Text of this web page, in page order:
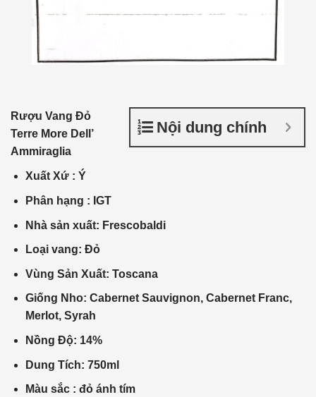
Nội dung chính
Rượu Vang Đỏ
Terre More Dell’
Ammiraglia
Xuất Xứ : Ý
Phân hạng : IGT
Nhàsản xuất: Frescobaldi
Loại vang: Đỏ
Vùng Sản Xuất: Toscana
Giống Nho: Cabernet Sauvignon, Cabernet Franc,
Merlot, Syrah
Nồng Độ: 14%
Dung Tích: 750ml
Màu sắc : đỏ ánh tím